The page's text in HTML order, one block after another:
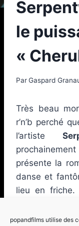
popandfilms utilise des
le
«
ParGaspard
Très beau
r’n’b perché
l’artiste
présente la
danse et
lieu en friche.
définitivement.